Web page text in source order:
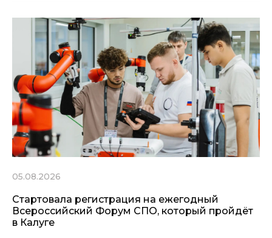
05.08.2026
Стартовала регистрация на ежегодный
Всероссийский Форум СПО, который пройдёт
в Калуге